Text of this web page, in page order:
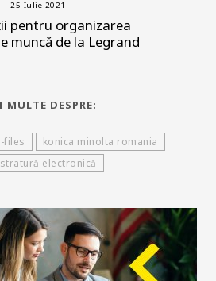
25 Iulie 2021
pentru organizarea
muncă de la Legrand
MULTE DESPRE:
files
konica minolta romania
electronică